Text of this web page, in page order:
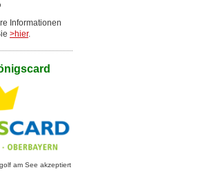
Informationen
>hier.
am See akzeptiert